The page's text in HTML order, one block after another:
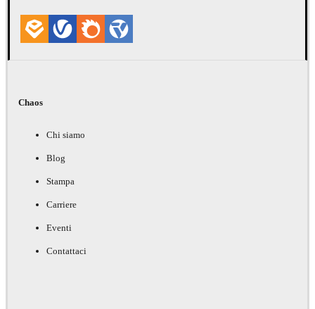
Chaos
Chi siamo
Blog
Stampa
Carriere
Eventi
Contattaci